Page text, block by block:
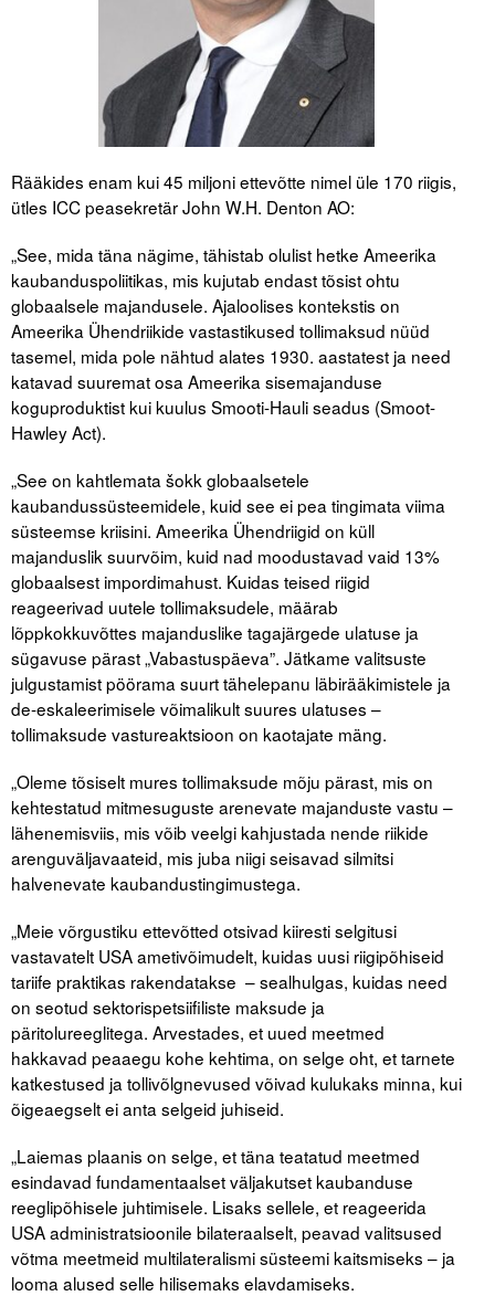
Juhendid ja väljaanded
Kontakt
Liitu meililistiga
Oskusteave
Incoterms® 2020
Abimaterjalid
Projektid
Rääkides enam kui 45 miljoni ettevõtte nimel üle 170 riigis,
ütles ICC peasekretär John W.H. Denton AO:
„See, mida täna nägime, tähistab olulist hetke Ameerika
kaubanduspoliitikas, mis kujutab endast tõsist ohtu
globaalsele majandusele. Ajaloolises kontekstis on
Ameerika Ühendriikide vastastikused tollimaksud nüüd
tasemel, mida pole nähtud alates 1930. aastatest ja need
katavad suuremat osa Ameerika sisemajanduse
koguproduktist kui kuulus Smooti-Hauli seadus (Smoot-
Hawley Act).
„See on kahtlemata šokk globaalsetele
kaubandussüsteemidele, kuid see ei pea tingimata viima
süsteemse kriisini. Ameerika Ühendriigid on küll
majanduslik suurvõim, kuid nad moodustavad vaid 13%
globaalsest impordimahust. Kuidas teised riigid
reageerivad uutele tollimaksudele, määrab
lõppkokkuvõttes majanduslike tagajärgede ulatuse ja
sügavuse pärast „Vabastuspäeva”. Jätkame valitsuste
julgustamist pöörama suurt tähelepanu läbirääkimistele ja
de-eskaleerimisele võimalikult suures ulatuses –
tollimaksude vastureaktsioon on kaotajate mäng.
„Oleme tõsiselt mures tollimaksude mõju pärast, mis on
kehtestatud mitmesuguste arenevate majanduste vastu –
lähenemisviis, mis võib veelgi kahjustada nende riikide
arenguväljavaateid, mis juba niigi seisavad silmitsi
halvenevate kaubandustingimustega.
„Meie võrgustiku ettevõtted otsivad kiiresti selgitusi
vastavatelt USA ametivõimudelt, kuidas uusi riigipõhiseid
tariife praktikas rakendatakse – sealhulgas, kuidas need
on seotud sektorispetsiifiliste maksude ja
päritolureeglitega. Arvestades, et uued meetmed
hakkavad peaaegu kohe kehtima, on selge oht, et tarnete
katkestused ja tollivõlgnevused võivad kulukaks minna, kui
õigeaegselt ei anta selgeid juhiseid.
„Laiemas plaanis on selge, et täna teatatud meetmed
esindavad fundamentaalset väljakutset kaubanduse
reeglipõhisele juhtimisele. Lisaks sellele, et reageerida
USA administratsioonile bilateraalselt, peavad valitsused
võtma meetmeid multilateralismi süsteemi kaitsmiseks – ja
looma alused selle hilisemaks elavdamiseks.